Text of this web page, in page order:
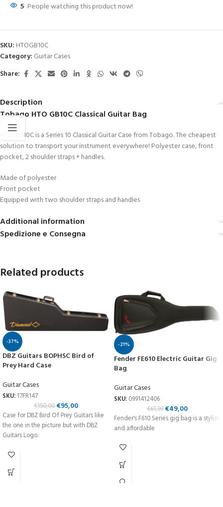
5 People watching this product now!
SKU: HTOGB10C
Category: Guitar Cases
Share:
Description
Tobago HTO GB10C Classical Guitar Bag
HTO GB10C is a Series 10 Classical Guitar Case from Tobago. The cheapest
solution to transport your instrument everywhere! Polyester case, front
pocket, 2 shoulder straps + handles.
Made of polyester
Front pocket
Equipped with two shoulder straps and handles
Additional information
Spedizione e Consegna
Related products
-37%
DBZ Guitars BOPHSC Bird of
Prey Hard Case
Guitar Cases
SKU: 17FR147
€150,00 €95,00
Case for DBZ Bird Of Prey Guitars like
the one in the picture but with DBZ
Guitars Logo.
-21%
Fender FE610 Electric Guitar Gig
Bag
Guitar Cases
SKU: 0991412406
€61,99 €49,00
Fender's F610 Series gig bag is a stylish
and affordable